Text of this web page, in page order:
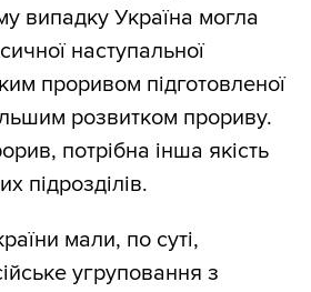
випадку Україна могла
наступальної
проривом підготовленої
розвитком прориву.
потрібна інша якість
підрозділів.
мали, по суті,
угруповання з